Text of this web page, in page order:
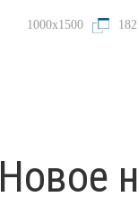
1000x1500
Новое